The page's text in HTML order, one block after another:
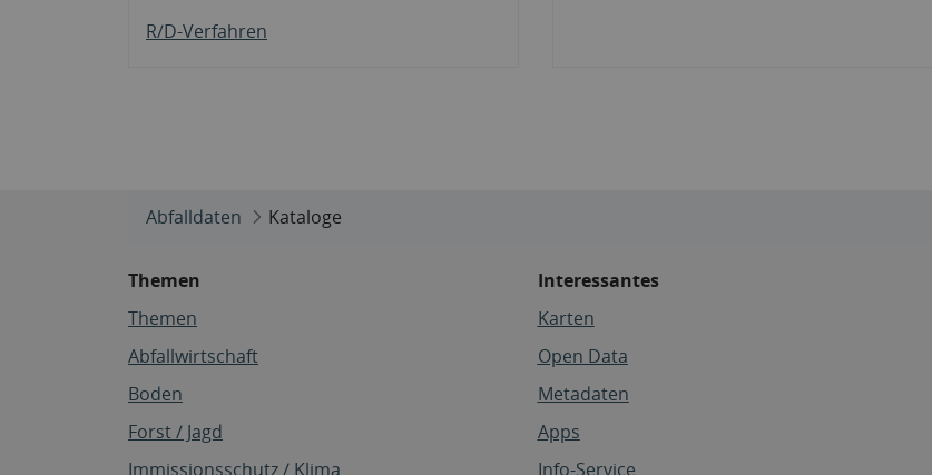
R/D-Verfahren
Abfalldaten Kataloge
Themen
Themen
Abfallwirtschaft
Boden
Forst / Jagd
Immissionsschutz / Klima
Interessantes
Karten
Open Data
Metadaten
Apps
Info-Service